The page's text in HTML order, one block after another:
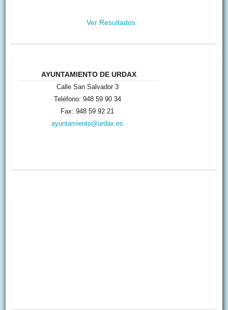
Ver Resultados
AYUNTAMIENTO DE URDAX
Calle San Salvador 3
Teléfono: 948 59 90 34
Fax: 948 59 92 21
ayuntamiento@urdax.es